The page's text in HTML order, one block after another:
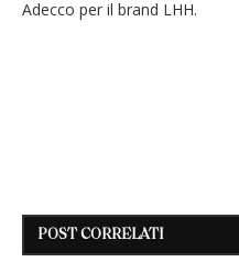
Adecco per il brand LHH.
POST CORRELATI